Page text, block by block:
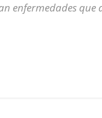
enfermedades